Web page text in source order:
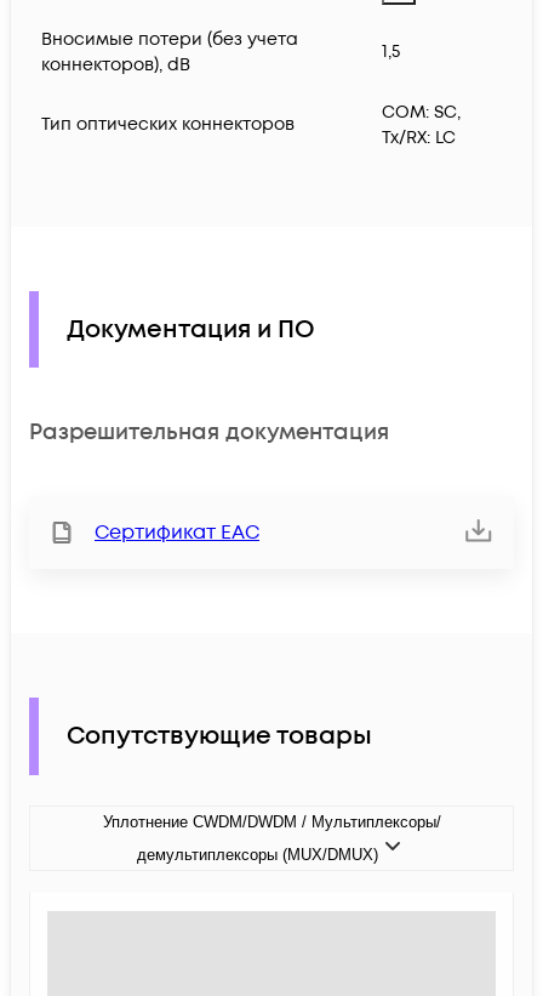
Вносимые потери (без учета
коннекторов), dB
1,5
Тип оптических коннекторов
COM: SC,
Tx/RX: LC
Документация и ПО
Разрешительная документация
Сертификат ЕАС
Сопутствующие товары
Уплотнение CWDM/DWDM / Мультиплексоры/
демультиплексоры (MUX/DMUX)